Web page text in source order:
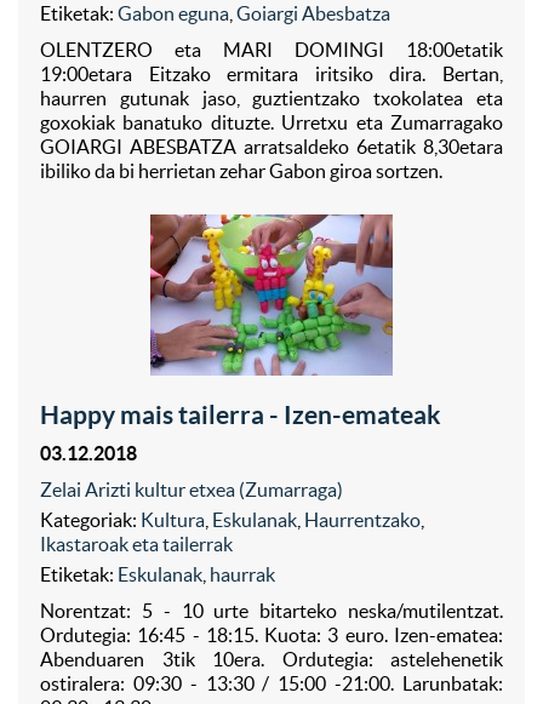
Etiketak: Gabon eguna Goiargi Abesbatza
OLENTZERO eta MARI DOMINGI 18:00etatik
19:00etara Eitzako ermitara iritsiko dira. Bertan,
haurren gutunak jaso, guztientzako txokolatea eta
goxokiak banatuko dituzte. Urretxu eta Zumarragako
GOIARGI ABESBATZA arratsaldeko 6etatik 8,30etara
ibiliko da bi herrietan zehar Gabon giroa sortzen.
Happy mais tailerra - Izen-emateak
03.12.2018
Zelai Arizti kultur etxea (Zumarraga)
Kategoriak: Kultura Eskulanak Haurrentzako
Ikastaroak eta tailerrak
Etiketak: Eskulanak haurrak
Norentzat: 5 - 10 urte bitarteko neska/mutilentzat.
Ordutegia: 16:45 - 18:15. Kuota: 3 euro. Izen-ematea:
Abenduaren 3tik 10era. Ordutegia: astelehenetik
ostiralera: 09:30 - 13:30 / 15:00 -21:00. Larunbatak: